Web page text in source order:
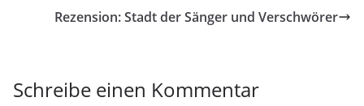
Rezension: Stadt der Sänger und Verschwörer
Schreibe einen Kommentar